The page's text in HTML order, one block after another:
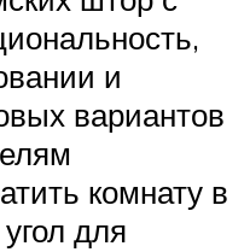
и
вариантов
комнату в
для